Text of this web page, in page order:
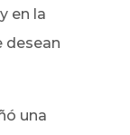
en la
desean
una